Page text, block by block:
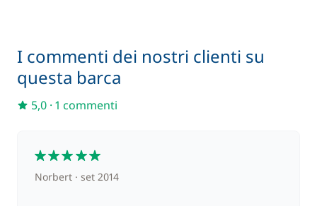
Rete di protezione
Servizio di cambusa
Skipper (pasti non inclusi)
I commenti dei nostri clienti su
questa barca
5,0 · 1 commenti
Norbert set 2014